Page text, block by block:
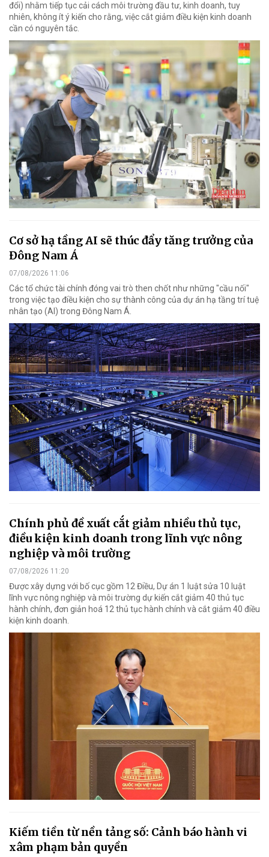
đổi) nhằm tiếp tục cải cách môi trường đầu tư, kinh doanh, tuy
nhiên, không ít ý kiến cho rằng, việc cắt giảm điều kiện kinh doanh
cần có nguyên tắc.
Cơ sở hạ tầng AI sẽ thúc đẩy tăng trưởng của
Đông Nam Á
07/08/2026 11:06
Các tổ chức tài chính đóng vai trò then chốt như những "cầu nối"
trong việc tạo điều kiện cho sự thành công của dự án hạ tầng trí tuệ
nhân tạo (AI) trong Đông Nam Á.
Chính phủ đề xuất cắt giảm nhiều thủ tục,
điều kiện kinh doanh trong lĩnh vực nông
nghiệp và môi trường
07/08/2026 11:20
Được xây dựng với bố cục gồm 12 Điều, Dự án 1 luật sửa 10 luật
lĩnh vực nông nghiệp và môi trường dự kiến cắt giảm 40 thủ tục
hành chính, đơn giản hoá 12 thủ tục hành chính và cắt giảm 40 điều
kiện kinh doanh.
Kiếm tiền từ nền tảng số: Cảnh báo hành vi
xâm phạm bản quyền